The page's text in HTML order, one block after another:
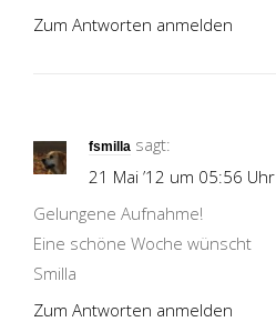
Zum Antworten anmelden
fsmilla sagt:
21 Mai ’12 um 05:56 Uhr
Gelungene Aufnahme!
Eine schöne Woche wünscht
Smilla
Zum Antworten anmelden